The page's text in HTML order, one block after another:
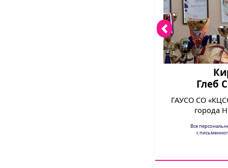
Глеб
ГАУСО СО
города
Все
с